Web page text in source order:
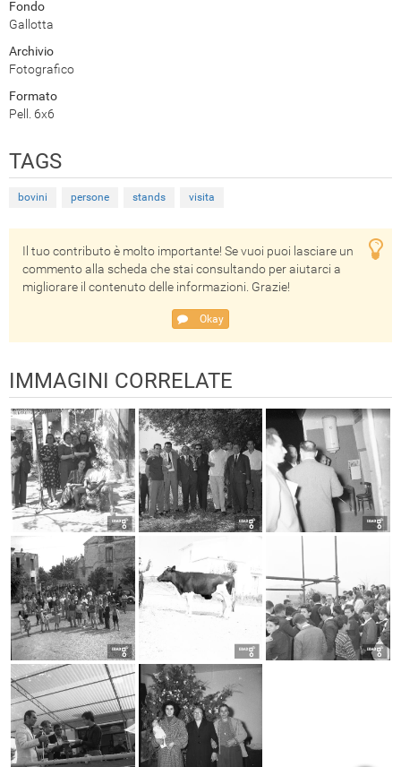
Fondo
Gallotta
Archivio
Fotografico
Formato
Pell. 6x6
TAGS
bovini persone stands visita
Il tuo contributo è molto importante! Se vuoi puoi lasciare un
commento alla scheda che stai consultando per aiutarci a
migliorare il contenuto delle informazioni. Grazie!
Okay
IMMAGINI CORRELATE